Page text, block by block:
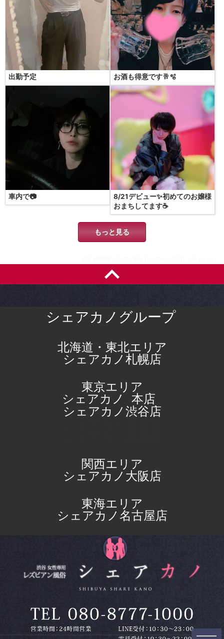
出勤予定 お酒も得意です🥂🫧
車内で📷
8/21デビュー✨初めてのお嬢様
おまちしてます☕️
もっと見る
シェアカノグループ
北海道・東北エリア
シェアカノ札幌店
東京エリア
シェアカノ
本店
シェアカノ渋谷店
関西エリア
シェアカノ大阪店
東海エリア
シェアカノ名古屋店